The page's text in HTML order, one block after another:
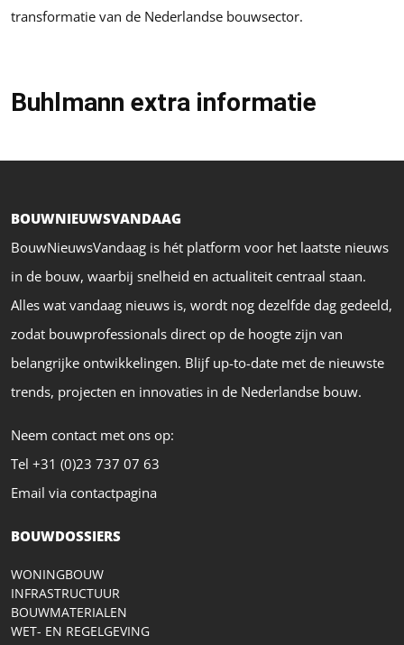
transformatie van de Nederlandse bouwsector.
Buhlmann extra informatie
BOUWNIEUWSVANDAAG
BouwNieuwsVandaag is hét platform voor het laatste nieuws
in de bouw, waarbij snelheid en actualiteit centraal staan.
Alles wat vandaag nieuws is, wordt nog dezelfde dag gedeeld,
zodat bouwprofessionals direct op de hoogte zijn van
belangrijke ontwikkelingen. Blijf up-to-date met de nieuwste
trends, projecten en innovaties in de Nederlandse bouw.
Neem contact met ons op:
Tel +31 (0)23 737 07 63
Email via contactpagina
BOUWDOSSIERS
WONINGBOUW
INFRASTRUCTUUR
BOUWMATERIALEN
WET- EN REGELGEVING